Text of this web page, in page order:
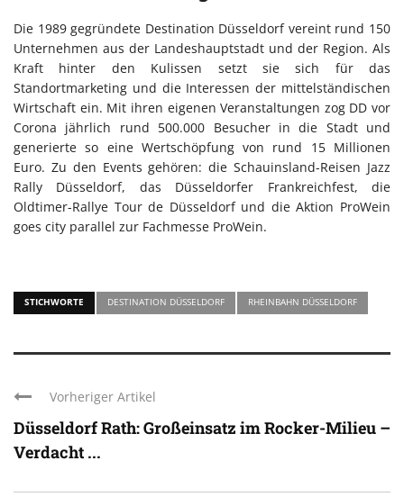
Die 1989 gegründete Destination Düsseldorf vereint rund 150
Unternehmen aus der Landeshauptstadt und der Region. Als
Kraft hinter den Kulissen setzt sie sich für das
Standortmarketing und die Interessen der mittelständischen
Wirtschaft ein. Mit ihren eigenen Veranstaltungen zog DD vor
Corona jährlich rund 500.000 Besucher in die Stadt und
generierte so eine Wertschöpfung von rund 15 Millionen
Euro. Zu den Events gehören: die Schauinsland-Reisen Jazz
Rally Düsseldorf, das Düsseldorfer Frankreichfest, die
Oldtimer-Rallye Tour de Düsseldorf und die Aktion ProWein
goes city parallel zur Fachmesse ProWein.
STICHWORTE DESTINATION DÜSSELDORF RHEINBAHN DÜSSELDORF
Vorheriger Artikel
Düsseldorf Rath: Großeinsatz im Rocker-Milieu –
Verdacht ...